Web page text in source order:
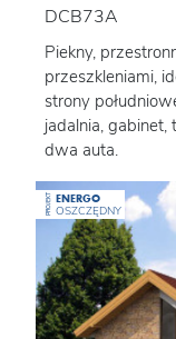
DCB73A
Piekny,
przeszkleniami,
strony
jadalnia, gabinet,
dwa auta.
PROJEKT ENERGO
OSZCZĘDNY